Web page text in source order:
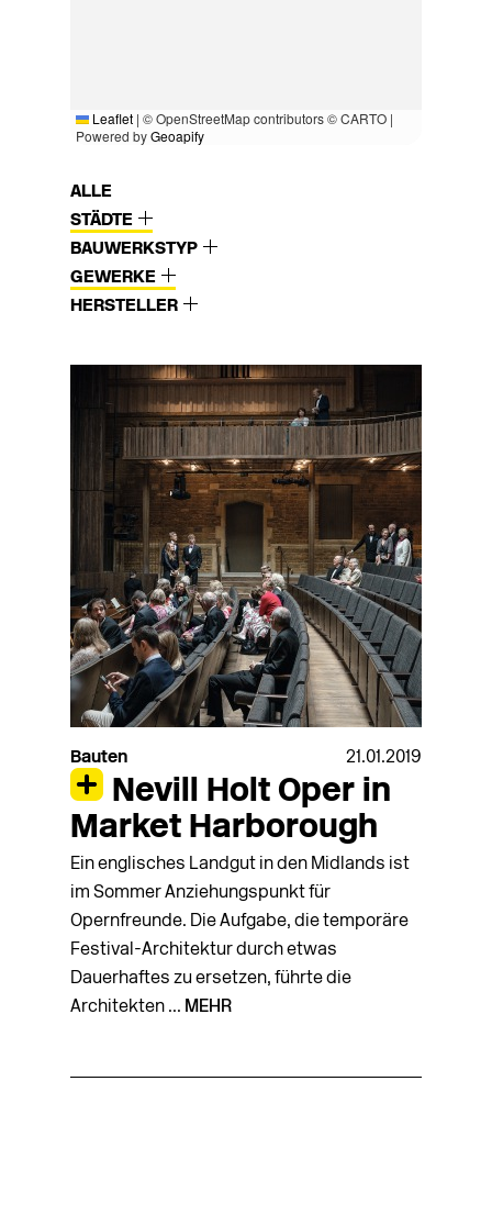
Leaflet | © OpenStreetMap contributors © CARTO |
Powered byGeoapify
ALLE
STÄDTE
BAUWERKSTYP
GEWERKE
HERSTELLER
Bauten 21.01.2019
Nevill Holt Oper in
Market Harborough
Ein englisches Landgut in den Midlands ist
im Sommer Anziehungspunkt für
Opernfreunde. Die Aufgabe, die temporäre
Festival-Architektur durch etwas
Dauerhaftes zu ersetzen, führte die
Architekten ... MEHR